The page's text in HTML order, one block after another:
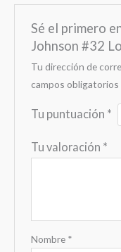
Sé el primero
Johnson #32
Tu dirección de
campos
Tu puntuación *
Tu valoración *
Nombre *